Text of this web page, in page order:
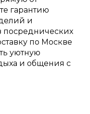
гарантию
и
посреднических
по Москве
уютную
и общения с